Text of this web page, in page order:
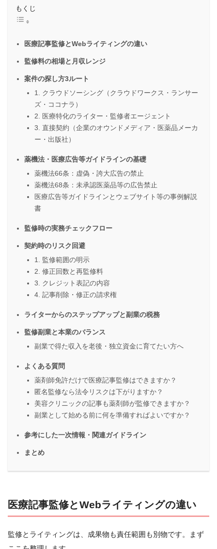
もくじ
医療記事監修とWebライティングの違い
監修料の相場と月収レンジ
案件の探し方3ルート
1. クラウドソーシング（クラウドワークス・ランサー
ズ・ココナラ）
2. 医療特化のライター・監修者エージェント
3. 直接契約（企業のオウンドメディア・医薬品メーカ
ー・出版社）
薬機法・医療広告等ガイドラインの基礎
薬機法66条：虚偽・誇大広告の禁止
薬機法68条：未承認医薬品等の広告禁止
医療広告等ガイドラインとウェブサイト等の事例解説
書
監修時の実務チェックフロー
契約時のリスク回避
1. 監修範囲の明示
2. 修正回数と再監修料
3. クレジット表記の内容
4. 記事削除・修正の請求権
ライターからのステップアップと副業の税務
監修副業と本業のバランス
副業で得た収入を老後・独立資金に育てたい方へ
よくある質問
薬剤師免許だけで医療記事監修はできますか？
匿名監修なら法令リスクは下がりますか？
美容クリニックの記事も薬剤師が監修できますか？
副業として始める前に何を準備すればよいですか？
参考にした一次情報・関連ガイドライン
まとめ
医療記事監修とWebライティングの違い
監修とライティングは、成果物も責任範囲も別物です。まず